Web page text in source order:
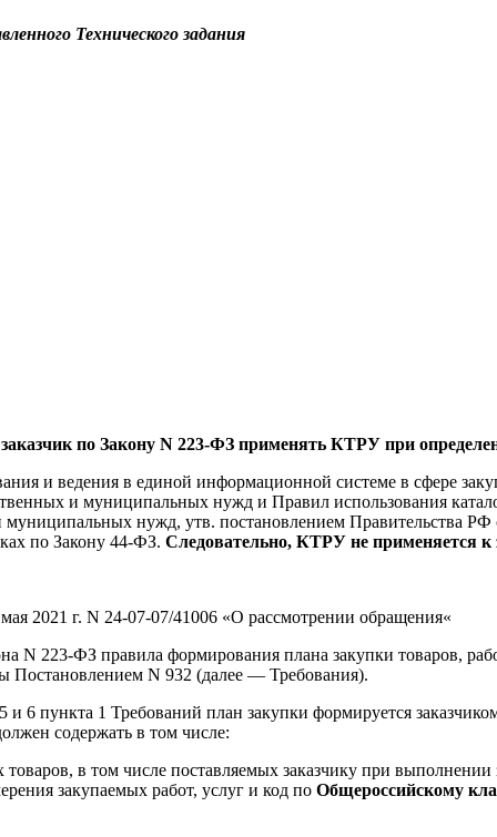
Технического задания
по Закону N 223-ФЗ применять КТРУ при
и ведения в единой информационной системе в сфере
и муниципальных нужд и Правил использования
муниципальных нужд, утв. постановлением Правительства РФ
по Закону 44-ФЗ. Следовательно, КТРУ не применяется к
2021 г. N 24-07-07/41006 «О рассмотрении обращения«
N 223-ФЗ правила формирования плана закупки товаров,
Постановлением N 932 (далее — Требования).
и 6 пункта 1 Требований план закупки формируется
содержать в том числе:
в том числе поставляемых заказчику при выполнении
закупаемых работ, услуг и код по Общероссийскому